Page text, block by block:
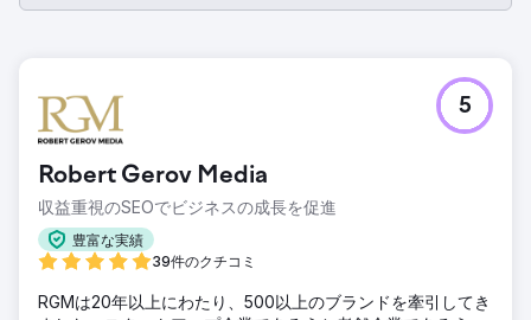
Robert Gerov Media
収益重視のSEOでビジネスの成長を促進
豊富な実績
39件のクチコミ
5
RGMは20年以上にわたり、500以上のブランドを牽引してき